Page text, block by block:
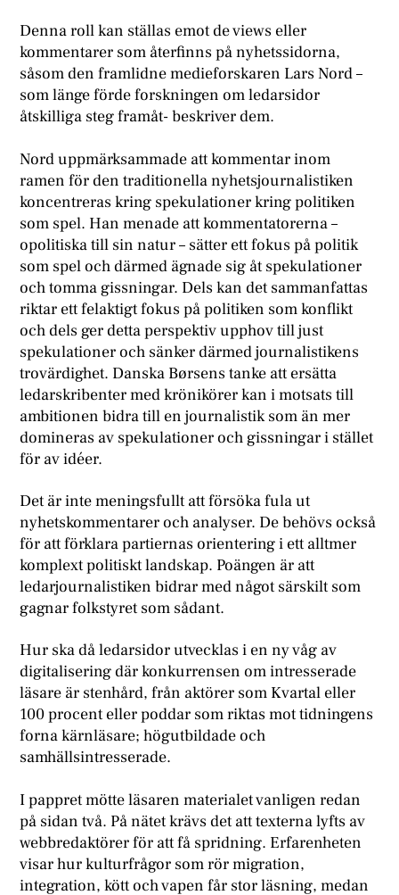
Denna roll kan ställas emot de views eller
kommentarer som återfinns på nyhetssidorna,
såsom den framlidne medieforskaren Lars Nord –
som länge förde forskningen om ledarsidor
åtskilliga steg framåt- beskriver dem.
Nord uppmärksammade att kommentar inom
ramen för den traditionella nyhetsjournalistiken
koncentreras kring spekulationer kring politiken
som spel. Han menade att kommentatorerna –
opolitiska till sin natur – sätter ett fokus på politik
som spel och därmed ägnade sig åt spekulationer
och tomma gissningar. Dels kan det sammanfattas
riktar ett felaktigt fokus på politiken som konflikt
och dels ger detta perspektiv upphov till just
spekulationer och sänker därmed journalistikens
trovärdighet. Danska Børsens tanke att ersätta
ledarskribenter med krönikörer kan i motsats till
ambitionen bidra till en journalistik som än mer
domineras av spekulationer och gissningar i stället
för av idéer.
Det är inte meningsfullt att försöka fula ut
nyhetskommentarer och analyser. De behövs också
för att förklara partiernas orientering i ett alltmer
komplext politiskt landskap. Poängen är att
ledarjournalistiken bidrar med något särskilt som
gagnar folkstyret som sådant.
Hur ska då ledarsidor utvecklas i en ny våg av
digitalisering där konkurrensen om intresserade
läsare är stenhård, från aktörer som Kvartal eller
100 procent eller poddar som riktas mot tidningens
forna kärnläsare; högutbildade och
samhällsintresserade.
I pappret mötte läsaren materialet vanligen redan
på sidan två. På nätet krävs det att texterna lyfts av
webbredaktörer för att få spridning. Erfarenheten
visar hur kulturfrågor som rör migration,
integration, kött och vapen får stor läsning, medan